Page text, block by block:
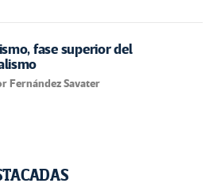
fase superior del
Fernández Savater